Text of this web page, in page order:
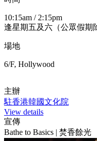
10:15am / 2:15pm
逢星期五及六（公眾假期
場地
6/F, Hollywood
主辦
駐香港韓國文化院
View details
宣傳
Bathe to Basics | 焚香餘光